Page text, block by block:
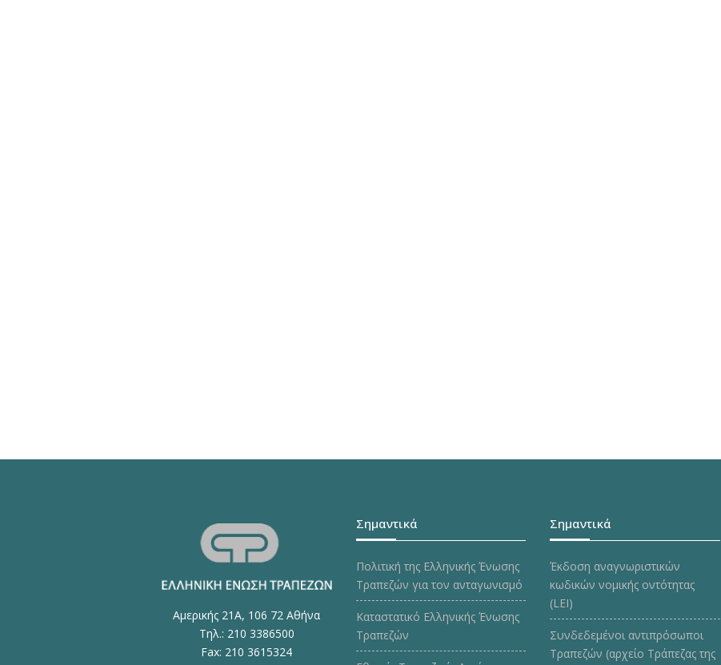
Αμερικής 21Α, 106 72 Αθήνα
Τηλ.: 210 3386500
Fax: 210 3615324
Σημαντικά
Πολιτική της Ελληνικής Ένωσης
Τραπεζών για τον ανταγωνισμό
Καταστατικό Ελληνικής Ένωσης
Τραπεζών
Σημαντικά
Έκδοση αναγνωριστικών
κωδικών νομικής οντότητας
(LEI)
Συνδεδεμένοι αντιπρόσωποι
Τραπεζών (αρχείο Τράπεζας της